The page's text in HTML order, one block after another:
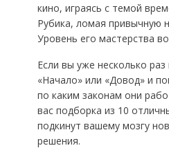
кино, играясь с темой
Рубика, ломая привычную
Уровень его мастерства
Если вы уже несколько
«Начало» или «Довод» и
по каким законам они
вас подборка из 10
подкинут вашему мозгу
решения.